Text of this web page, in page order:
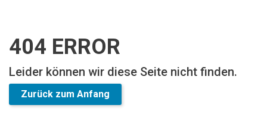
404 ERROR
Leider können wir diese Seite nicht finden.
Zurück zum Anfang